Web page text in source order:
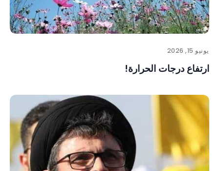
يونيو 15, 2026
ارتفاع درجات الحرارة!